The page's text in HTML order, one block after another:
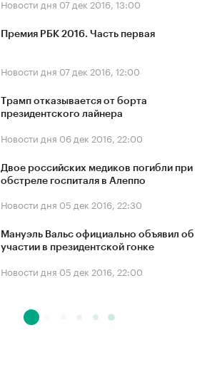
Новости дня 07 дек 2016, 13:00
Премия РБК 2016. Часть первая
Новости дня 07 дек 2016, 12:00
Трамп отказывается от борта
президентского лайнера
Новости дня 06 дек 2016, 22:00
Двое российских медиков погибли при
обстреле госпиталя в Алеппо
Новости дня 05 дек 2016, 22:30
Мануэль Вальс официально объявил об
участии в президентской гонке
Новости дня 05 дек 2016, 22:00